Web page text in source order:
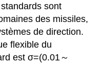
sont
des missiles,
de direction.
flexible du
est σ=(0.01～